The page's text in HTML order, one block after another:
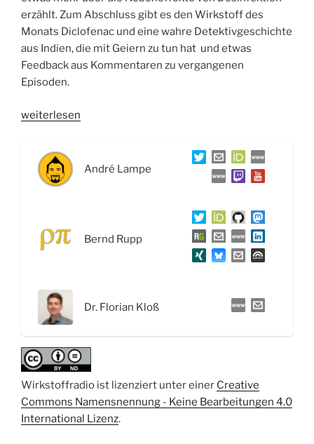
erzählt. Zum Abschluss gibt es den Wirkstoff des
Monats Diclofenac und eine wahre Detektivgeschichte
aus Indien, die mit Geiern zu tun hat und etwas
Feedback aus Kommentaren zu vergangenen
Episoden.
„WSR033
dem
Computer,
Händedesinfektion
weiterlesen
André Lampe
Bernd Rupp
Dr. Florian Kloß
Wirkstoffradio ist lizenziert unter einer Creative
Commons Namensnennung - Keine Bearbeitungen 4.0
International Lizenz.